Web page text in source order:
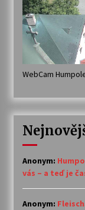
WebCam
Anonym:
vás – a teď je
Anonym: